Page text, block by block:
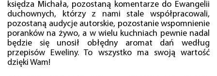
księdza Michała, pozostaną komentarze do Ewangelii
duchownych, którzy z nami stale współpracowali,
pozostaną audycje autorskie, pozostanie wspomnienie
poranków na żywo, a w wielu kuchniach pewnie nadal
będzie się unosił obłędny aromat dań według
przepisów Eweliny. To wszystko ma swoją wartość
dzięki Wam!